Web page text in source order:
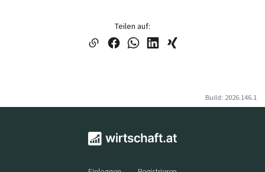
Teilen auf:
Build: 2026.146.1